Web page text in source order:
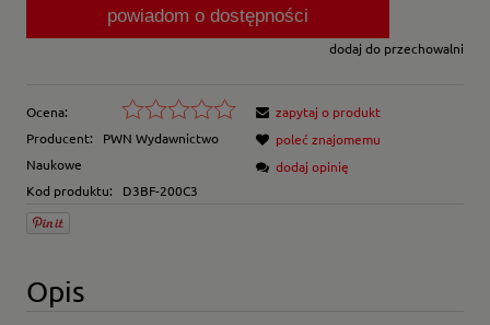
powiadom o dostępności
dodaj do przechowalni
Ocena:
Producent:
PWN Wydawnictwo
Naukowe
Kod produktu:
D3BF-200C3
zapytaj o produkt
poleć znajomemu
dodaj opinię
Opis